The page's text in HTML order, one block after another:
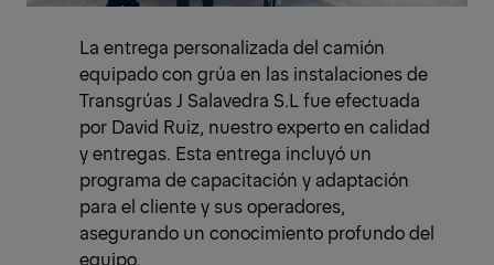
La entrega personalizada del camión
equipado con grúa en las instalaciones de
Transgrúas J Salavedra S.L fue efectuada
por David Ruiz, nuestro experto en calidad
y entregas. Esta entrega incluyó un
programa de capacitación y adaptación
para el cliente y sus operadores,
asegurando un conocimiento profundo del
equipo.